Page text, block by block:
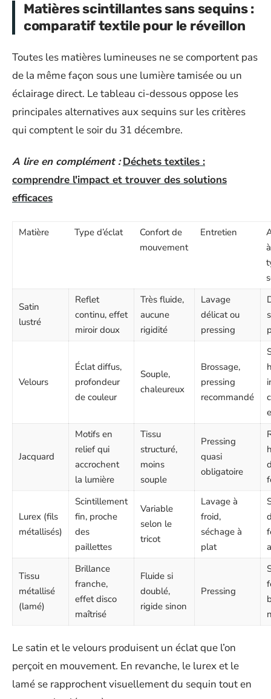
Matières scintillantes sans sequins :
comparatif textile pour le réveillon
Toutes les matières lumineuses ne se comportent pas
de la même façon sous une lumière tamisée ou un
éclairage direct. Le tableau ci-dessous oppose les
principales alternatives aux sequins sur les critères
qui comptent le soir du 31 décembre.
A lire en complément : Déchets textiles :
comprendre l'impact et trouver des solutions
efficaces
Matière Type d’éclat
Confort de
mouvement
Entretien
Satin
lustré
Reflet
continu, effet
miroir doux
Très fluide,
aucune
rigidité
Lavage
délicat ou
pressing
Velours
Éclat diffus,
profondeur
de couleur
Souple,
chaleureux
Brossage,
pressing
recommandé
Jacquard
Motifs en
relief qui
accrochent
la lumière
Tissu
structuré,
moins
souple
Pressing
quasi
obligatoire
Lurex (fils
métallisés)
Scintillement
fin, proche
des
paillettes
Variable
selon le
tricot
Lavage à
froid,
séchage à
plat
Tissu
métallisé
(lamé)
Brillance
franche,
effet disco
maîtrisé
Fluide si
doublé,
rigide sinon
Pressing
Le satin et le velours produisent un éclat que l’on
perçoit en mouvement. En revanche, le lurex et le
lamé se rapprochent visuellement du sequin tout en